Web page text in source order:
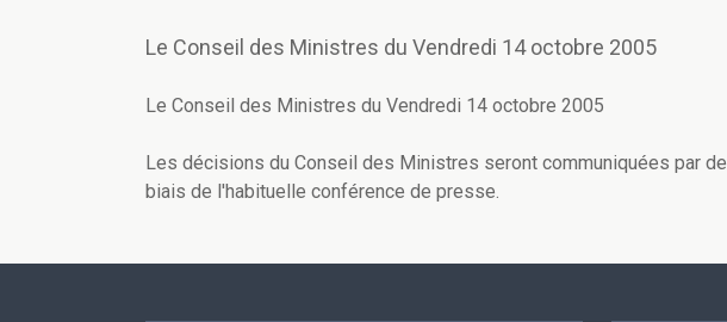
Le Conseil des Ministres du Vendredi 14 octobre 2005
Le Conseil des Ministres du Vendredi 14 octobre 2005
Les décisions du Conseil des Ministres seront communiquées par
biais de l'habituelle conférence de presse.